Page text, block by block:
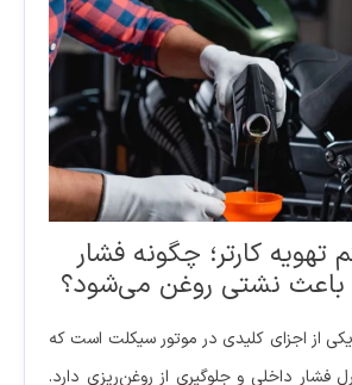
کارتر؛ چگونه فشار
باعث نشتی روغن می‌شود؟
از اجزای کلیدی در موتور سیکلت است که
داخلی و جلوگیری از روغن‌ریزی دارد.